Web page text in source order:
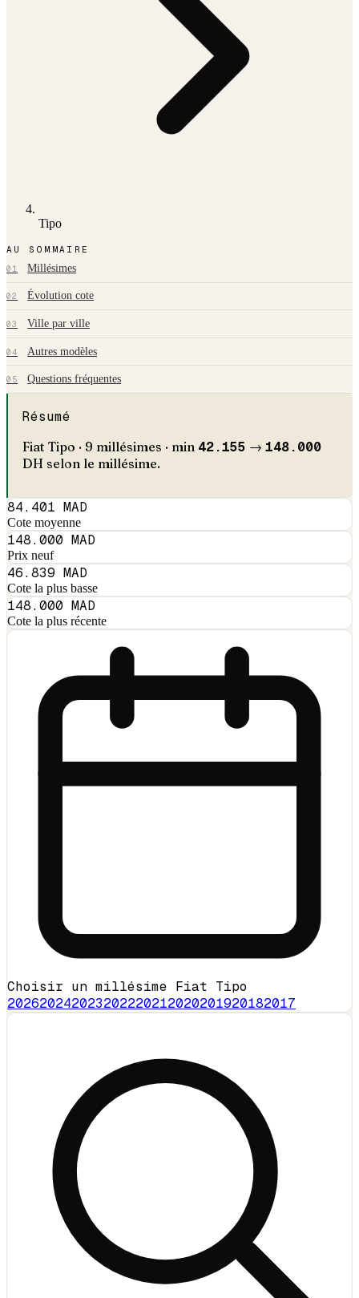
Tipo
AU SOMMAIRE
01 Millésimes
02 Évolution cote
03 Ville par ville
04 Autres modèles
05 Questions fréquentes
Résumé
Fiat Tipo · 9 millésimes · min 42.155 → 148.000
DH selon le millésime.
84.401 MAD
Cote moyenne
148.000 MAD
Prix neuf
46.839 MAD
Cote la plus basse
148.000 MAD
Cote la plus récente
Choisir un millésime Fiat Tipo
202620242023202220212020201920182017